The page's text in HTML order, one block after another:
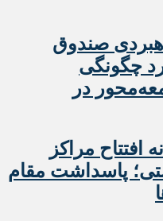
صندوق
چگونگی
در
مراکز
پاسداشت مقام